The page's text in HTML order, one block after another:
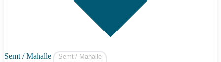
Semt / Mahalle Semt / Mahalle